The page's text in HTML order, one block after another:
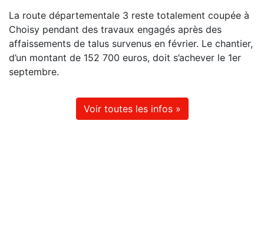
La route départementale 3 reste totalement coupée à
Choisy pendant des travaux engagés après des
affaissements de talus survenus en février. Le chantier,
d’un montant de 152 700 euros, doit s’achever le 1er
septembre.
Voir toutes les infos »